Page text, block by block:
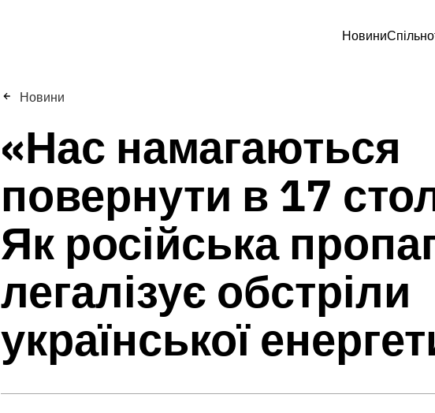
Новини
Новини
«Нас намагаються
повернути в 17
Як російська
легалізує обстріли
української